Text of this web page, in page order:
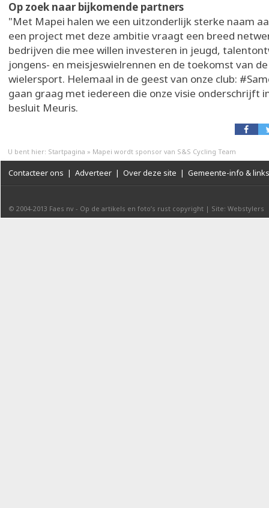
Op zoek naar bijkomende partners
"Met Mapei halen we een uitzonderlijk sterke naam
een project met deze ambitie vraagt een breed
bedrijven die mee willen investeren in jeugd,
jongens- en meisjeswielrennen en de toekomst van
wielersport. Helemaal in de geest van onze club:
gaan graag met iedereen die onze visie onderschrijft
besluit Meuris.
U bent hier: Startpagina » Mapei wordt sponsor van S&S Cycling Team
Contacteer ons | Adverteer | Over deze site | Gemeente-info & links
© 2004-2013 Faes nv - Op de artikels en foto’s rust copyright | Site: Webstylers